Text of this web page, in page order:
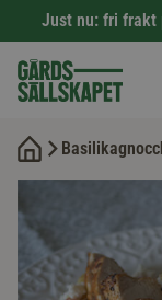
Just nu: fri frakt